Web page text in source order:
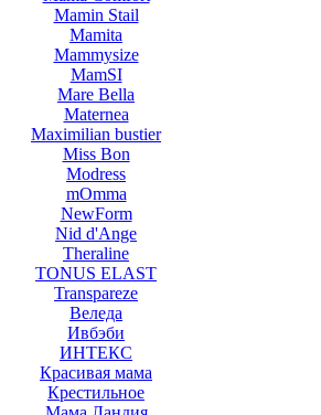
Mamin Stail
Mamita
Mammysize
MamSI
Mare Bella
Maternea
Maximilian bustier
Miss Bon
Modress
mOmma
NewForm
Nid d'Ange
Theraline
TONUS ELAST
Transpareze
Веледа
Ивбэби
ИНТЕКС
Красивая мама
Крестильное